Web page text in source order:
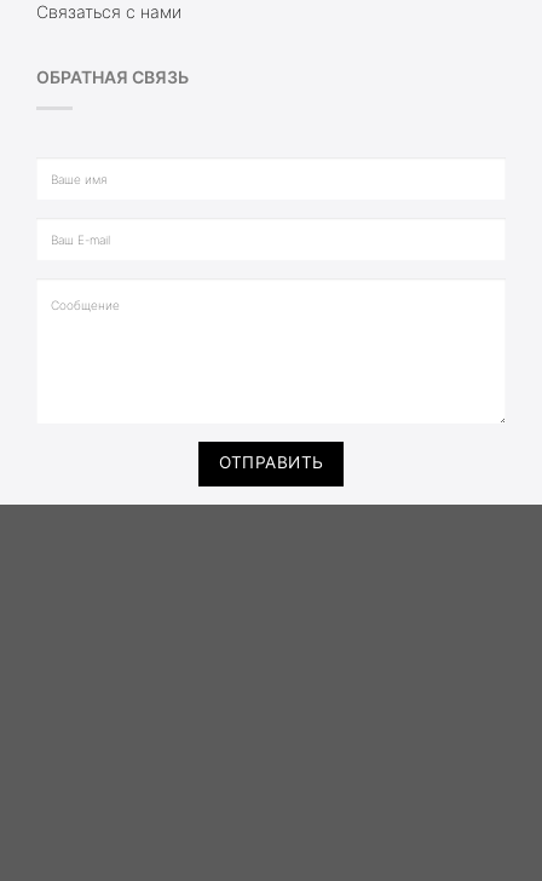
Связаться с нами
ОБРАТНАЯ СВЯЗЬ
ОТПРАВИТЬ